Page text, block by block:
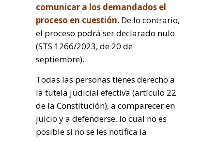
comunicar a los demandados el
proceso en cuestión. De lo contrario,
el proceso podrá ser declarado nulo
(STS 1266/2023, de 20 de
septiembre).
Todas las personas tienes derecho a
la tutela judicial efectiva (artículo 22
de la Constitución), a comparecer en
juicio y a defenderse, lo cual no es
posible si no se les notifica la